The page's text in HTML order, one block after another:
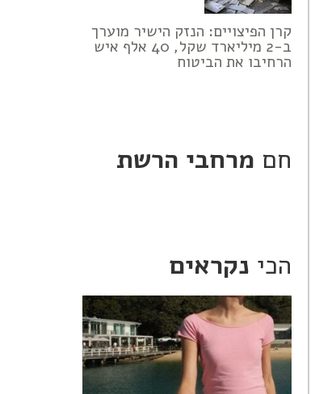
קרן הפיצויים: הנזק הישיר מוערך
ב-2 מיליארד שקל, 40 אלף איש
הרחיבו את הביטוח
חם מרחבי הרשת
הכי נקראים